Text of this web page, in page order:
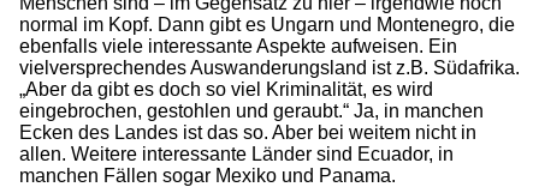
normal im Kopf. Dann gibt es Ungarn und Montenegro, die
ebenfalls viele interessante Aspekte aufweisen. Ein
vielversprechendes Auswanderungsland ist z.B. Südafrika.
„Aber da gibt es doch so viel Kriminalität, es wird
eingebrochen, gestohlen und geraubt.“ Ja, in manchen
Ecken des Landes ist das so. Aber bei weitem nicht in
allen. Weitere interessante Länder sind Ecuador, in
manchen Fällen sogar Mexiko und Panama.